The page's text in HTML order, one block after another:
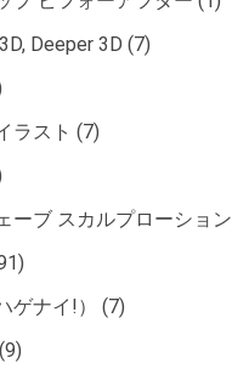
Deeper 3D (7)
ラスト (7)
ーブ スカルプローション
ゲナイ!）
(7)
(9)